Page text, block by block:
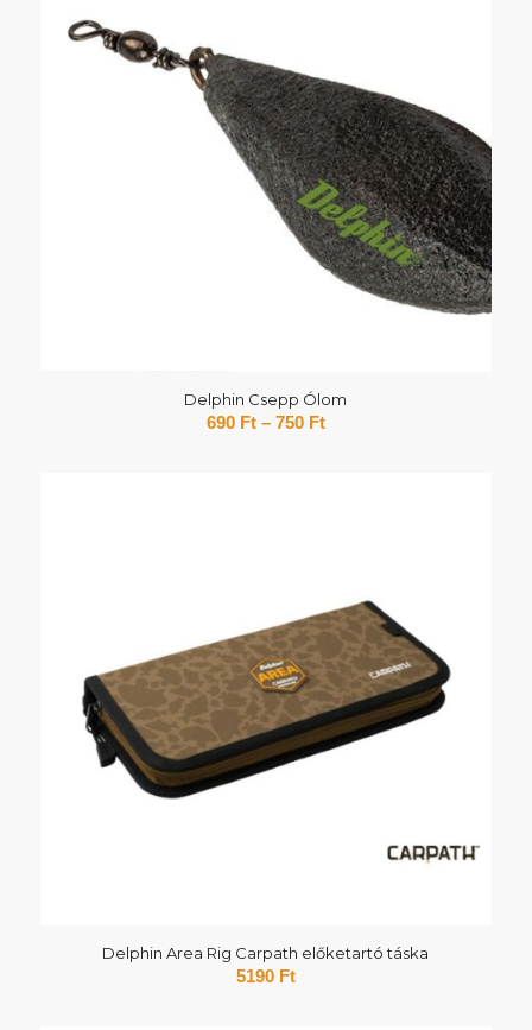
Delphin Csepp Ólom
690 Ft– 750 Ft
Delphin Area Rig Carpath előketartó táska
5190 Ft